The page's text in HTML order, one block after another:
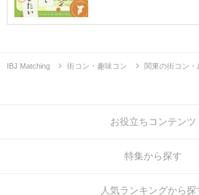
IBJ Matching 街コン・趣味コン 関東の街コン・
お役立ちコンテンツ
特集から探す
人気ランキングから探